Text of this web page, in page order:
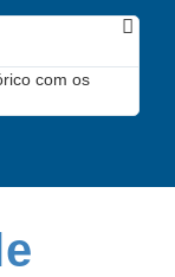
com os